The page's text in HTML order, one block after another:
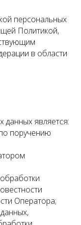
персональных
Политикой,
в области
данных является:
поручению
Оператора;